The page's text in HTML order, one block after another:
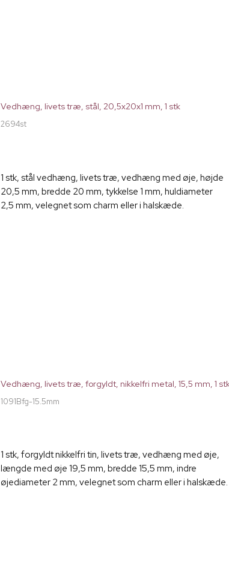
Vedhæng, livets træ, stål, 20,5x20x1 mm, 1 stk
2694st
1 stk, stål vedhæng, livets træ, vedhæng med øje, højde
20,5 mm, bredde 20 mm, tykkelse 1 mm, huldiameter
2,5 mm, velegnet som charm eller i halskæde.
Vedhæng, livets træ, forgyldt, nikkelfri metal, 15,5 mm, 1
1091Bfg-15.5mm
1 stk, forgyldt nikkelfri tin, livets træ, vedhæng med øje,
længde med øje 19,5 mm, bredde 15,5 mm, indre
øjediameter 2 mm, velegnet som charm eller i halskæde.